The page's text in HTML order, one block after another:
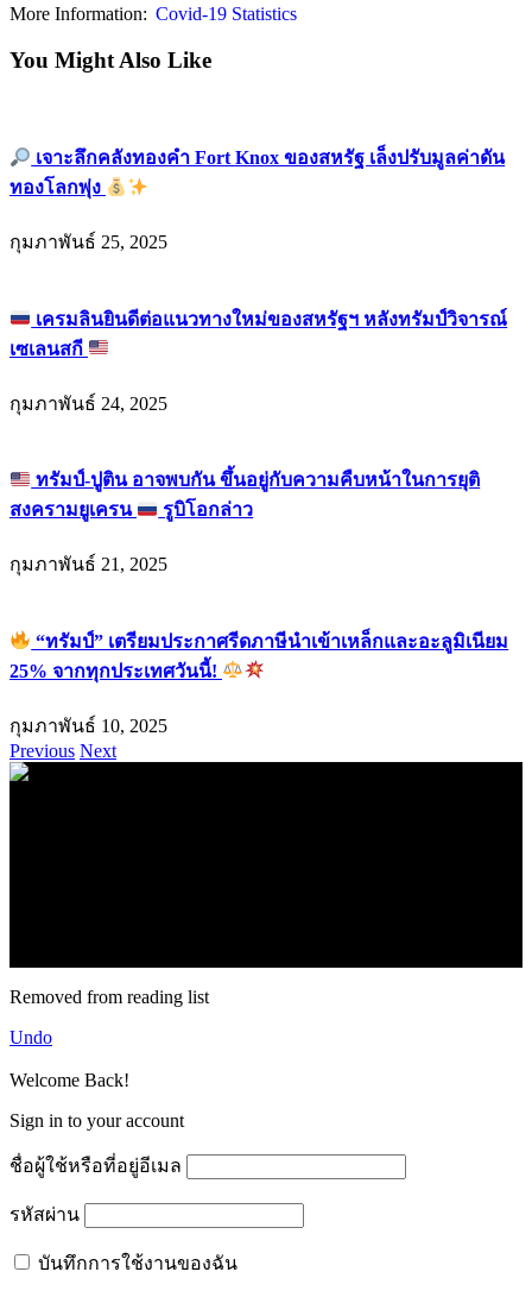
More Information: Covid-19 Statistics
You Might Also Like
เจาะลึกคลังทองคำ Fort Knox ของสหรัฐ เล็งปรับมูลค่าดัน
ทองโลกพุ่ง
กุมภาพันธ์ 25, 2025
เครมลินยินดีต่อแนวทางใหม่ของสหรัฐฯ หลังทรัมป์วิจารณ์
เซเลนสกี
กุมภาพันธ์ 24, 2025
ทรัมป์-ปูติน อาจพบกัน ขึ้นอยู่กับความคืบหน้าในการยุติ
สงครามยูเครน
รูบิโอกล่าว
กุมภาพันธ์ 21, 2025
“ทรัมป์” เตรียมประกาศรีดภาษีนำเข้าเหล็กและอะลูมิเนียม
25% จากทุกประเทศวันนี้!
กุมภาพันธ์ 10, 2025
Previous Next
Removed from reading list
Undo
Welcome Back!
Sign in to your account
ชื่อผู้ใช้หรือที่อยู่อีเมล
รหัสผ่าน
บันทึกการใช้งานของฉัน